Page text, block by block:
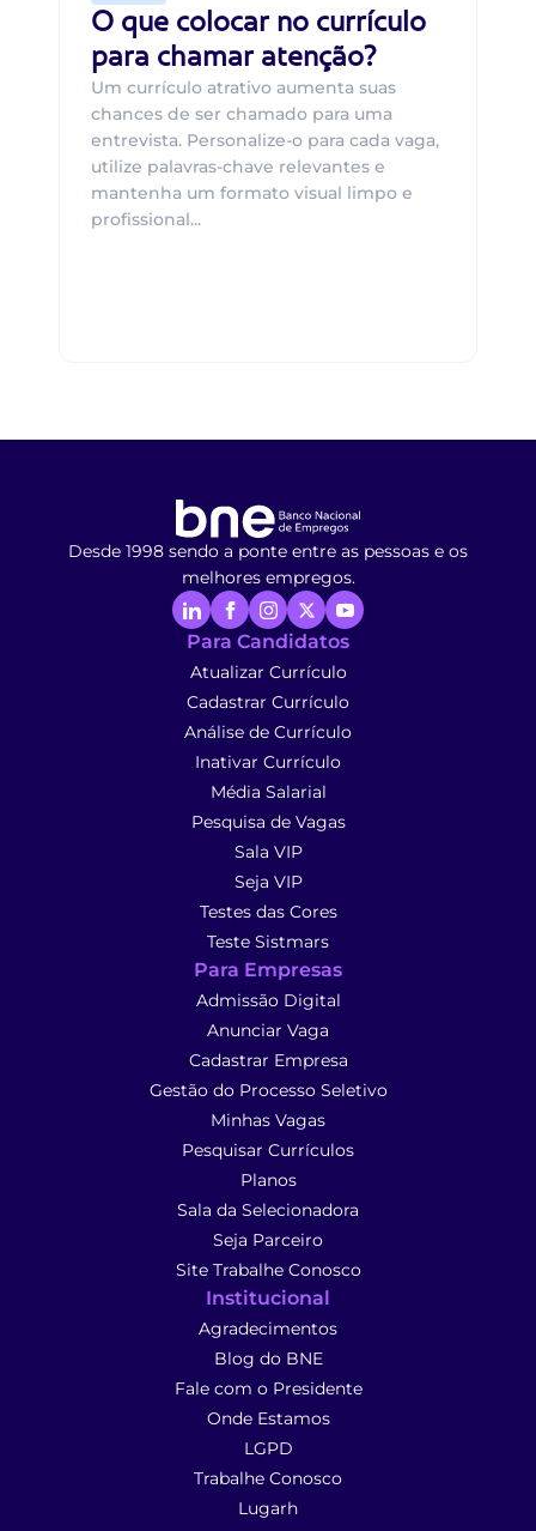
O que colocar no currículo
para chamar atenção?
Um currículo atrativo aumenta suas
chances de ser chamado para uma
entrevista. Personalize-o para cada vaga,
utilize palavras-chave relevantes e
mantenha um formato visual limpo e
profissional...
Desde 1998 sendo a ponte entre as pessoas e os
melhores empregos.
Para Candidatos
Atualizar Currículo
Cadastrar Currículo
Análise de Currículo
Inativar Currículo
Média Salarial
Pesquisa de Vagas
Sala VIP
Seja VIP
Testes das Cores
Teste Sistmars
Para Empresas
Admissão Digital
Anunciar Vaga
Cadastrar Empresa
Gestão do Processo Seletivo
Minhas Vagas
Pesquisar Currículos
Planos
Sala da Selecionadora
Seja Parceiro
Site Trabalhe Conosco
Institucional
Agradecimentos
Blog do BNE
Fale com o Presidente
Onde Estamos
LGPD
Trabalhe Conosco
Lugarh